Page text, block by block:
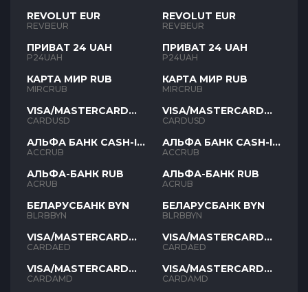
REVOLUT EUR
REVBEUR
ПРИВАТ 24 UAH
P24UAH
КАРТА МИР RUB
MIRCRUB
VISA/MASTERCARD
USD
CARDUSD
АЛЬФА БАНК CASH-IN
RUB
ACCRUB
АЛЬФА-БАНК RUB
ACRUB
БЕЛАРУСБАНК BYN
BLRBBYN
VISA/MASTERCARD
AED
CARDAED
VISA/MASTERCARD
AMD
CARDAMD
REVOLUT EUR
REVBEUR
ПРИВАТ 24 UAH
P24UAH
КАРТА МИР RUB
MIRCRUB
VISA/MASTERCARD
USD
CARDUSD
АЛЬФА БАНК CASH-IN
RUB
ACCRUB
АЛЬФА-БАНК RUB
ACRUB
БЕЛАРУСБАНК BYN
BLRBBYN
VISA/MASTERCARD
AED
CARDAED
VISA/MASTERCARD
AMD
CARDAMD